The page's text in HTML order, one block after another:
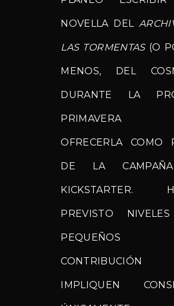
NOVELLA DEL
LAS TORMENTAS(O
MENOS, DEL
DURANTE LA
PRIMAVERA
OFRECERLA COMO
DE LA
KICKSTARTER.
PREVISTO
CONTRIBUCIÓN
IMPLIQUEN